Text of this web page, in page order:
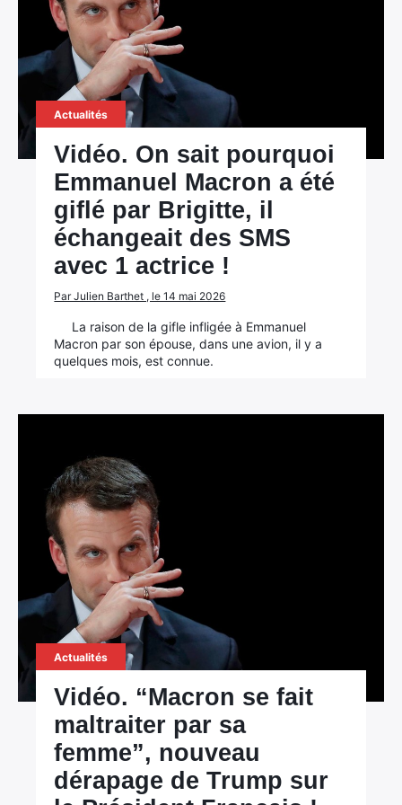
Actualités
Vidéo. On sait pourquoi
Emmanuel Macron a été
giflé par Brigitte, il
échangeait des SMS
avec 1 actrice !
Par Julien Barthet , le 14 mai 2026
La raison de la gifle infligée à Emmanuel
Macron par son épouse, dans une avion, il y a
quelques mois, est connue.
Actualités
Vidéo. “Macron se fait
maltraiter par sa
femme”, nouveau
dérapage de Trump sur